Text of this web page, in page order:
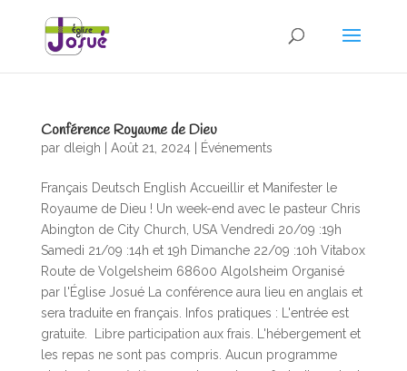
Conférence Royaume de Dieu
par dleigh Août 21, 2024| Événements
Français Deutsch English Accueillir et Manifester le
Royaume de Dieu ! Un week-end avec le pasteur Chris
Abington de City Church, USA Vendredi 20/09 :19h
Samedi 21/09 :14h et 19h Dimanche 22/09 :10h Vitabox
Route de Volgelsheim 68600 Algolsheim Organisé
par l'Église Josué La conférence aura lieu en anglais et
sera traduite en français. Infos pratiques : L'entrée est
gratuite. Libre participation aux frais. L'hébergement et
les repas ne sont pas compris. Aucun programme